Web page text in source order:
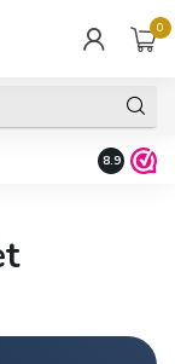
0
Fysieke
8.9